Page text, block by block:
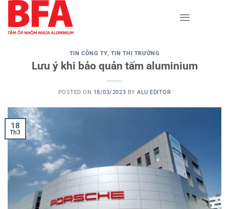
content
TIN CÔNG TY, TIN THỊ TRƯỜNG
Lưu ý khi bảo quản tấm aluminium
POSTED ON 18/03/2023 BYALU EDITOR
18
Th3